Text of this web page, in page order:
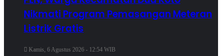
Nikmati Program Pemasangan Meteran
Listrik Gratis
Kamis, 6 Agustus 2026 - 12:54 WIB